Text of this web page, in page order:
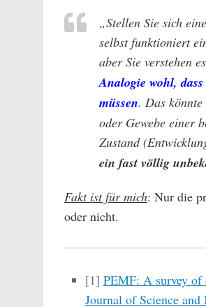
„Stellen Sie sich
selbst funktioniert
aber Sie verstehen
Analogie wohl,
müssen. Das
oder Gewebe einer
Zustand
ein fast völlig
Fakt ist für mich: Nur die
oder nicht.
[1] PEMF: A survey of
Journal of Science